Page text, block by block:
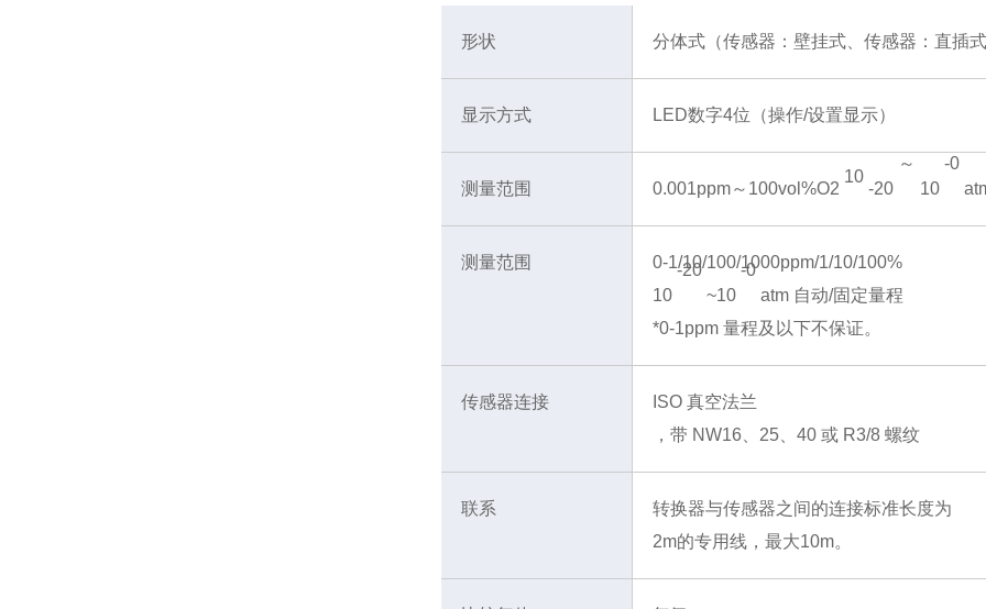
形状 分体式（传感器：壁挂式、传感器：直插
显示方式 LED数字4位（操作/设置显示）
测量范围 0.001ppm～100vol%O2
10
-20
～
10
-0
测量范围
0-1/10/100/1000ppm/1/10/100%
10
-20
~10
-0
atm 自动/固定量程
*0-1ppm 量程及以下不保证。
传感器连接
ISO 真空法兰
，带 NW16、25、40 或 R3/8 螺纹
联系
转换器与传感器之间的连接标准长度为
2m的专用线，最大10m。